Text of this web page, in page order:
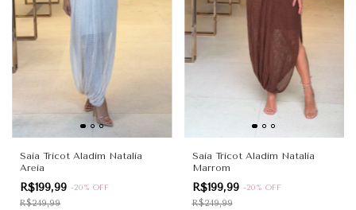
Saia Tricot Aladim Natalia
Areia
R$199,99 -20% OFF
R$249,99
Saia Tricot Aladim Natalia
Marrom
R$199,99 -20% OFF
R$249,99